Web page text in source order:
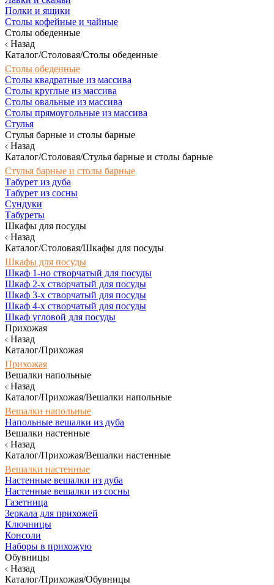
Полки и ящики
Столы кофейные и чайные
Столы обеденные
Назад
Каталог/Столовая/Столы обеденные
Столы обеденные
Столы квадратные из массива
Столы круглые из массива
Столы овальные из массива
Столы прямоугольные из массива
Стулья
Стулья барные и столы барные
Назад
Каталог/Столовая/Стулья барные и столы барные
Стулья барные и столы барные
Табурет из дуба
Табурет из сосны
Сундуки
Табуреты
Шкафы для посуды
Назад
Каталог/Столовая/Шкафы для посуды
Шкафы для посуды
Шкаф 1-но створчатый для посуды
Шкаф 2-х створчатый для посуды
Шкаф 3-х створчатый для посуды
Шкаф 4-х створчатый для посуды
Шкаф угловой для посуды
Прихожая
Назад
Каталог/Прихожая
Прихожая
Вешалки напольные
Назад
Каталог/Прихожая/Вешалки напольные
Вешалки напольные
Напольные вешалки из дуба
Вешалки настенные
Назад
Каталог/Прихожая/Вешалки настенные
Вешалки настенные
Настенные вешалки из дуба
Настенные вешалки из сосны
Газетница
Зеркала для прихожей
Ключницы
Консоли
Наборы в прихожую
Обувницы
Назад
Каталог/Прихожая/Обувницы